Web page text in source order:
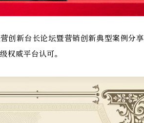
创新台长论坛暨营销创新典型案例分
权威平台认可。